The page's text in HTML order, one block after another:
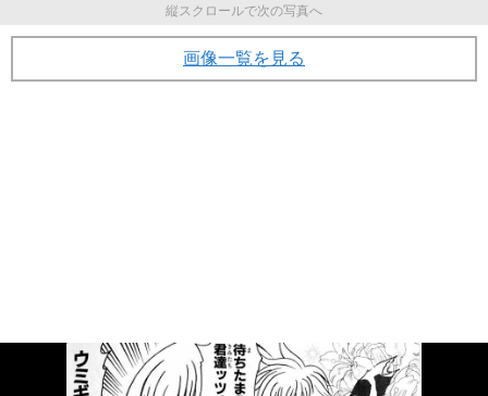
縦スクロールで次の写真へ
画像一覧を見る